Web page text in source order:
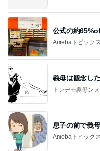
公式の約
Amebaトピックス
義母は観念し
トンデモ義母ン
息子の前で義
Amebaトピックス